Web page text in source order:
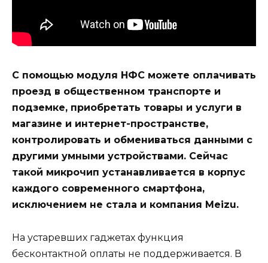
С помощью модуля НФС можете оплачивать
проезд в общественном транспорте и
подземке, приобретать товары и услуги в
магазине и интернет-пространстве,
контролировать и обмениваться данными с
другими умными устройствами. Сейчас
такой микрочип устанавливается в корпус
каждого современного смартфона,
исключением не стала и компания Meizu.
На устаревших гаджетах функция
бесконтактной оплаты не поддерживается. В